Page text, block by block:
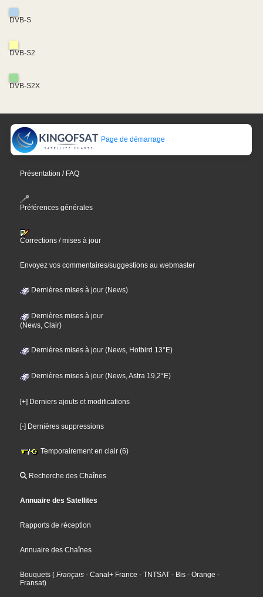
DVB-S
DVB-S2
DVB-S2X
Page de démarrage
Présentation / FAQ
Préférences générales
Corrections / mises à jour
Envoyez vos commentaires/suggestions au webmaster
Dernières mises à jour (News)
Dernières mises à jour
(News, Clair)
Dernières mises à jour (News, Hotbird 13°E)
Dernières mises à jour (News, Astra 19,2°E)
[+] Derniers ajouts et modifications
[-] Dernières suppressions
Temporairement en clair (6)
Recherche des Chaînes
Annuaire des Satellites
Rapports de réception
Annuaire des Chaînes
Bouquets ( Français - Canal+ France - TNTSAT - Bis - Orange -
Fransat)